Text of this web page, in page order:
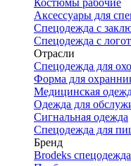
Костюмы рабочие
Аксессуары для
Спецодежда с
Спецодежда с
Отрасли
Спецодежда для
Форма для
Медицинская
Одежда для
Сигнальная одежда
Спецодежда для
Бренд
Brodeks спецодежда